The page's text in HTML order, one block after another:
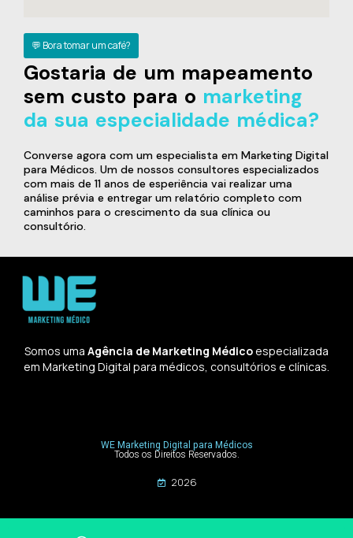
💬 Bora tomar um café?
Gostaria de um mapeamento
sem custo para o marketing
da sua especialidade médica?
Converse agora com um especialista em Marketing Digital
para Médicos. Um de nossos consultores especializados
com mais de 11 anos de esperiência vai realizar uma
análise prévia e entregar um relatório completo com
caminhos para o crescimento da sua clínica ou
consultório.
Somos uma Agência de Marketing Médicoespecializada
em Marketing Digital para médicos, consultórios e clínicas.
WE Marketing Digital para Médicos
Todos os Direitos Reservados.
2026